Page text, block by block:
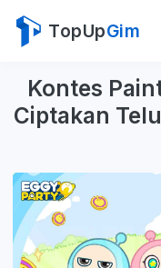
TopUpGim
Kontes
Ciptakan